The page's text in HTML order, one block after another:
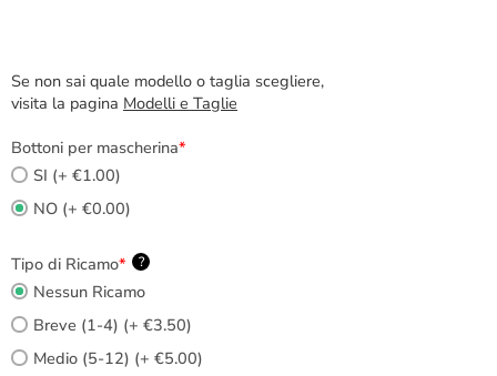
Se non sai quale modello o taglia scegliere,
visita la pagina Modelli e Taglie
Bottoni per mascherina*
SI (+ €1.00)
NO (+ €0.00)
Tipo di Ricamo* ?
Nessun Ricamo
Breve (1-4) (+ €3.50)
Medio (5-12) (+ €5.00)